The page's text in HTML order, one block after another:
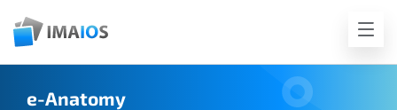
e-Anatomy